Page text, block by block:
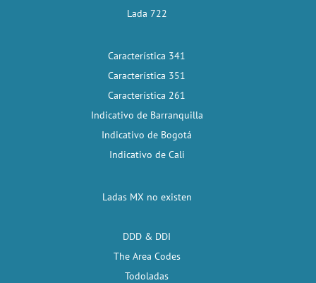
Lada 722
Característica 341
Característica 351
Característica 261
Indicativo de Barranquilla
Indicativo de Bogotá
Indicativo de Cali
Ladas MX no existen
DDD & DDI
The Area Codes
Todoladas